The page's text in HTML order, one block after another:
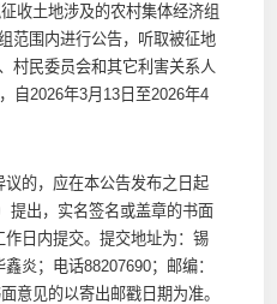
收土地涉及的农村集体经济组
范围内进行公告，听取被征地
村民委员会和其它利害关系人
自2026年3月13日至2026年4
的，应在本公告发布之日起
提出，实名签名或盖章的书面
日内提交。提交地址为：锡
炎；电话88207690；邮编：
意见的以寄出邮戳日期为准。